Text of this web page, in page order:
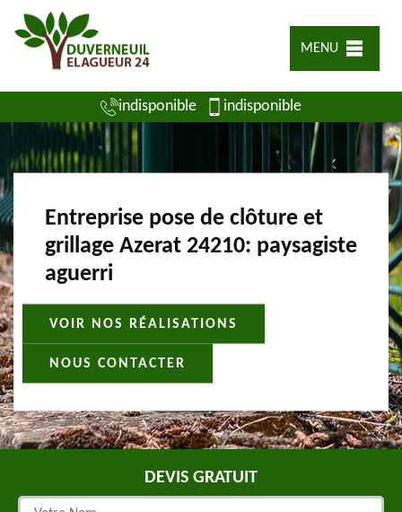
MENU
indisponible indisponible
Entreprise pose de clôture et
grillage Azerat 24210: paysagiste
aguerri
VOIR NOS RÉALISATIONS
NOUS CONTACTER
DEVIS GRATUIT